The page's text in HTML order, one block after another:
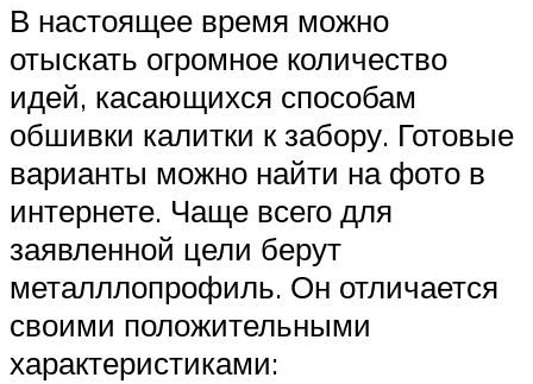
В настоящее время можно
отыскать огромное количество
идей, касающихся способам
обшивки калитки к забору. Готовые
варианты можно найти на фото в
интернете. Чаще всего для
заявленной цели берут
металллопрофиль. Он отличается
своими положительными
характеристиками: